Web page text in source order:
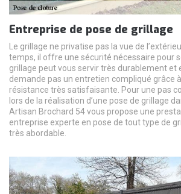
Entreprise de pose de grillage
Le grillage ne privatise pas la vue de
temps, il offre une sécurité nécessaire pour
grillage peut vous servir très durablement et
demande pas un entretien compliqué grâce
résistance très satisfaisante. Pour une pas
lors de la réalisation d’une pose de grillage
Artisan Brochard 54 vous propose une
entreprise experte en pose de tout type de
très abordable.